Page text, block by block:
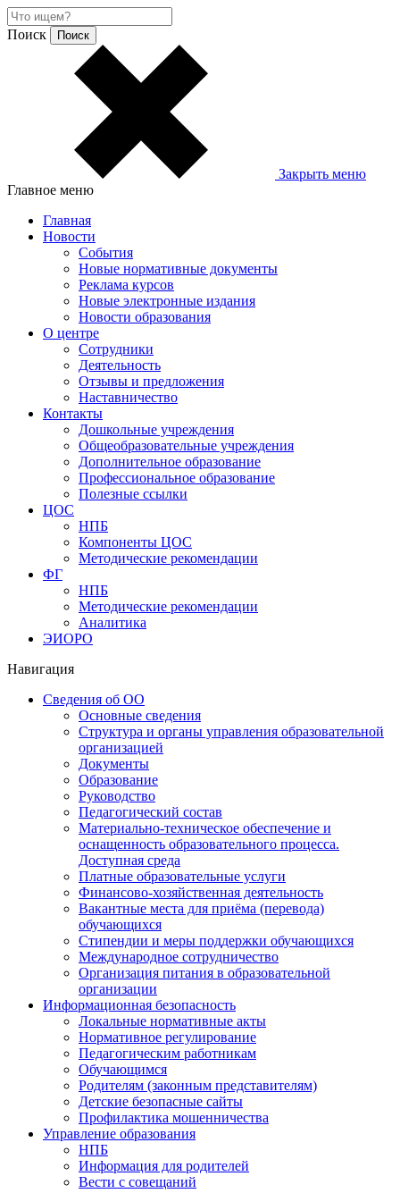
Поиск
Закрыть меню
Главное меню
Главная
Новости
События
Новые нормативные документы
Реклама курсов
Новые электронные издания
Новости образования
О центре
Сотрудники
Деятельность
Отзывы и предложения
Наставничество
Контакты
Дошкольные учреждения
Общеобразовательные учреждения
Дополнительное образование
Профессиональное образование
Полезные ссылки
ЦОС
НПБ
Компоненты ЦОС
Методические рекомендации
ФГ
НПБ
Методические рекомендации
Аналитика
ЭИОРО
Навигация
Сведения об ОО
Основные сведения
Структура и органы управления образовательной
организацией
Документы
Образование
Руководство
Педагогический состав
Материально-техническое обеспечение и
оснащенность образовательного процесса.
Доступная среда
Платные образовательные услуги
Финансово-хозяйственная деятельность
Вакантные места для приёма (перевода)
обучающихся
Стипендии и меры поддержки обучающихся
Международное сотрудничество
Организация питания в образовательной
организации
Информационная безопасность
Локальные нормативные акты
Нормативное регулирование
Педагогическим работникам
Обучающимся
Родителям (законным представителям)
Детские безопасные сайты
Профилактика мошенничества
Управление образования
НПБ
Информация для родителей
Вести с совещаний